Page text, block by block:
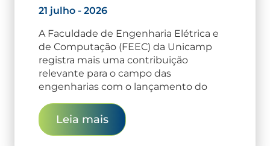
21 julho - 2026
A Faculdade de Engenharia Elétrica e
de Computação (FEEC) da Unicamp
registra mais uma contribuição
relevante para o campo das
engenharias com o lançamento do
Leia mais